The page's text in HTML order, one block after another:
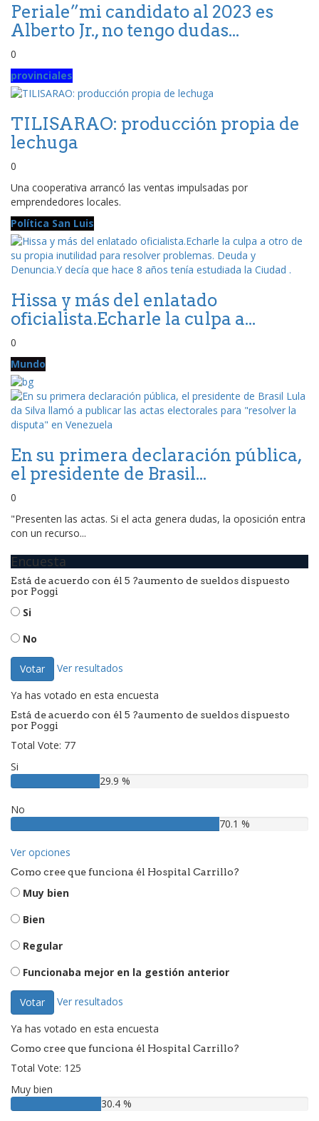
Periale”mi candidato al 2023 es
Alberto Jr., no tengo dudas...
0
provinciales
TILISARAO: producción propia de
lechuga
0
Una cooperativa arrancó las ventas impulsadas por
emprendedores locales.
Política San Luis
Hissa y más del enlatado
oficialista.Echarle la culpa a...
0
Mundo
En su primera declaración pública,
el presidente de Brasil...
0
"Presenten las actas. Si el acta genera dudas, la oposición entra
con un recurso...
Encuesta
Está de acuerdo con él 5 ?aumento de sueldos dispuesto
por Poggi
Si
No
Votar Ver resultados
Ya has votado en esta encuesta
Está de acuerdo con él 5 ?aumento de sueldos dispuesto
por Poggi
Total Vote: 77
Si
29.9 %
No
70.1 %
Ver opciones
Como cree que funciona él Hospital Carrillo?
Muy bien
Bien
Regular
Funcionaba mejor en la gestión anterior
Votar Ver resultados
Ya has votado en esta encuesta
Como cree que funciona él Hospital Carrillo?
Total Vote: 125
Muy bien
30.4 %